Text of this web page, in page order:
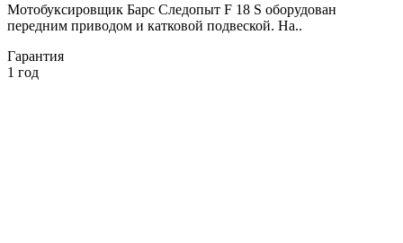
Мотобуксировщик Барс Следопыт F 18 S оборудован
передним приводом и катковой подвеской. На..
Гарантия
1 год